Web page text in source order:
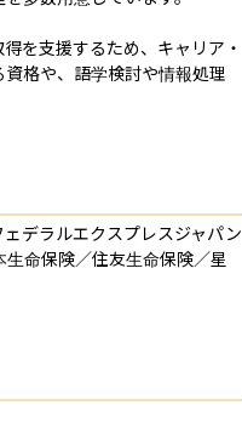
を支援するため、キャリア・
格や、語学検討や情報処理
デラルエクスプレスジャパン
命保険／住友生命保険／星